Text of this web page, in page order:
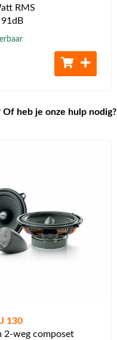
RMS
heb je onze hulp nodig?
130
2-weg composet